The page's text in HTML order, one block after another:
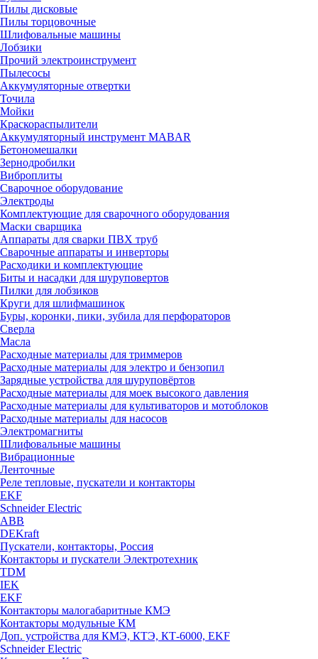
Пилы дисковые
Пилы торцовочные
Шлифовальные машины
Лобзики
Прочий электроинструмент
Пылесосы
Аккумуляторные отвертки
Точила
Мойки
Краскораспылители
Аккумуляторный инструмент MABAR
Бетономешалки
Зернодробилки
Виброплиты
Сварочное оборудование
Электроды
Комплектующие для сварочного оборудования
Маски сварщика
Аппараты для сварки ПВХ труб
Сварочные аппараты и инверторы
Расходики и комплектующие
Биты и насадки для шуруповертов
Пилки для лобзиков
Круги для шлифмашинок
Буры, коронки, пики, зубила для перфораторов
Сверла
Масла
Расходные материалы для триммеров
Расходные материалы для электро и бензопил
Зарядные устройства для шуруповёртов
Расходные материалы для моек высокого давления
Расходные материалы для культиваторов и мотоблоков
Расходные материалы для насосов
Электромагниты
Шлифовальные машины
Вибрационные
Ленточные
Реле тепловые, пускатели и контакторы
EKF
Schneider Electric
ABB
DEKraft
Пускатели, контакторы, Россия
Контакторы и пускатели Электротехник
TDM
IEK
EKF
Контакторы малогабаритные КМЭ
Контакторы модульные КМ
Доп. устройства для КМЭ, КТЭ, КТ-6000, EKF
Schneider Electric